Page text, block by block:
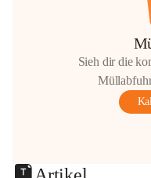
Sieh dir die